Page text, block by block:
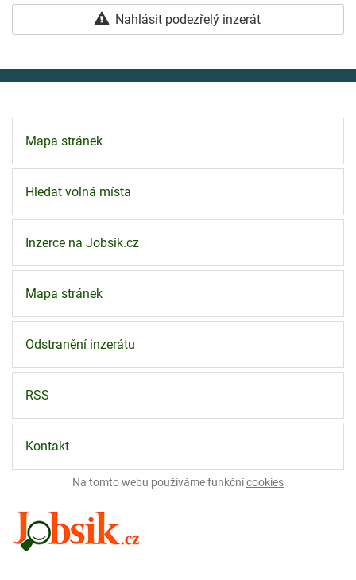
Nahlásit podezřelý inzerát
Mapa stránek
Hledat volná místa
Inzerce na Jobsik.cz
Mapa stránek
Odstranění inzerátu
RSS
Kontakt
Na tomto webu používáme funkčnícookies